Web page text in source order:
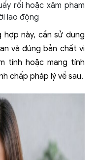
rối hoặc xâm phạm
lao động
này, cần sử dụng
và đúng bản chất vi
tính hoặc mang tính
chấp pháp lý về sau.